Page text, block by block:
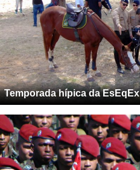
Temporada hípica da EsEqEx